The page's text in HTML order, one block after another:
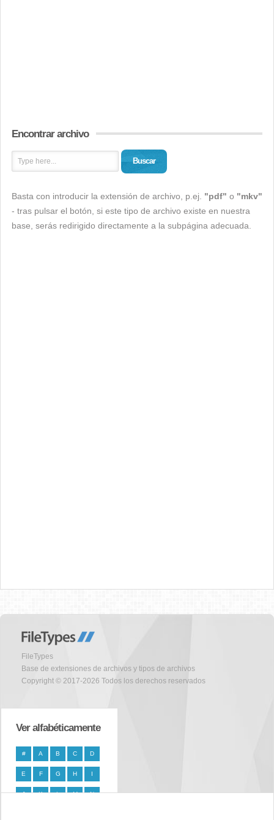
Encontrar archivo
Buscar
Basta con introducir la extensión de archivo, p.ej. "pdf" o "mkv"
- tras pulsar el botón, si este tipo de archivo existe en nuestra
base, serás redirigido directamente a la subpágina adecuada.
FileTypes
Base de extensiones de archivos y tipos de archivos
Copyright © 2017-2026 Todos los derechos reservados
Ver alfabéticamente
# A B C D
E F G H I
J K L M N